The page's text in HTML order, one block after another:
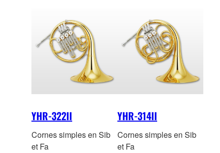
YHR-322II
Cornes simples en Sib
et Fa
YHR-314II
Cornes simples en Sib
et Fa